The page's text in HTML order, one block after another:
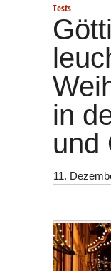
Tests
in
und
11.